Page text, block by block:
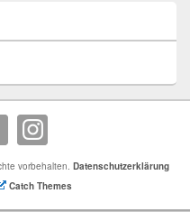
vorbehalten. Datenschutzerklärung
Catch Themes